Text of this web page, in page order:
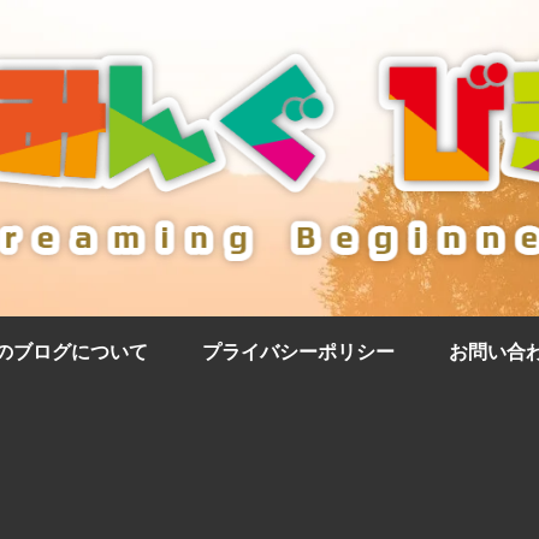
ブログについて プライバシーポリシー お問い合